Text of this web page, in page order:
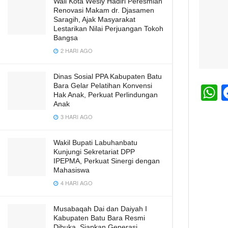
Renovasi Makam dr. Djasamen
Saragih, Ajak Masyarakat
Lestarikan Nilai Perjuangan Tokoh
Bangsa
2 HARI AGO
Dinas Sosial PPA Kabupaten Batu
Bara Gelar Pelatihan Konvensi
Hak Anak, Perkuat Perlindungan
Anak
3 HARI AGO
Wakil Bupati Labuhanbatu
Kunjungi Sekretariat DPP
IPEPMA, Perkuat Sinergi dengan
Mahasiswa
4 HARI AGO
Musabaqah Dai dan Daiyah I
Kabupaten Batu Bara Resmi
h